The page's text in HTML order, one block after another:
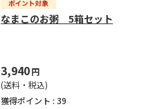
なまこのお粥 5箱セット
3,940円
(送料・税込)
獲得ポイント : 39